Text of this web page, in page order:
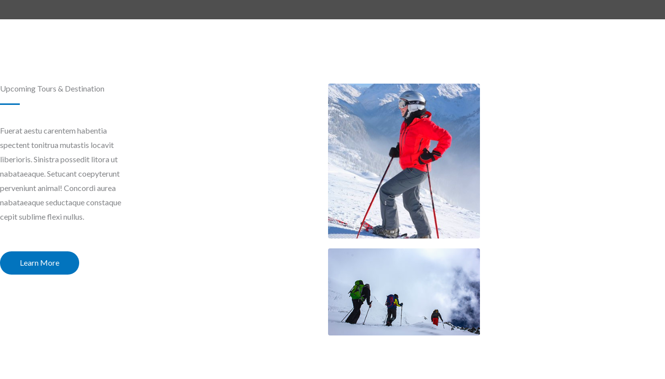
Upcoming Tours & Destination
Fuerat aestu carentem habentia
spectent tonitrua mutastis locavit
liberioris. Sinistra possedit litora ut
nabataeaque. Setucant coepyterunt
perveniunt animal! Concordi aurea
nabataeaque seductaque constaque
cepit sublime flexi nullus.
Learn More